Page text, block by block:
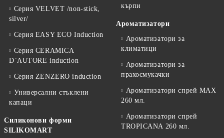
Серия VELVET /non-stick,
silver/
Серия EASY ECO Induction
Серия CERAMICA
D`AUTORE induction
Серия ZENZERO induction
Универсални стъклени
капаци
Силиконови форми
SILIKOMART
кърпи
Ароматизатори
Ароматизатори за
климатици
Ароматизатори за
прахосмукачки
Ароматизатори спрей MAX
260 мл.
Ароматизатори спрей
TROPICANA 260 мл.